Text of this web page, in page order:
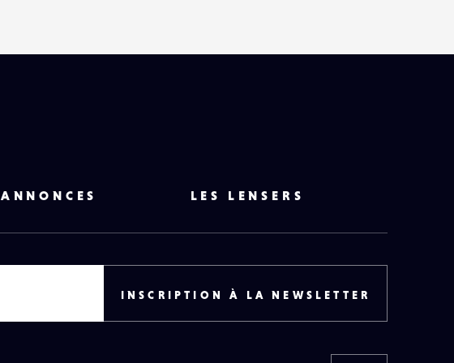
ANNONCES LES LENSERS
INSCRIPTION À LA NEWSLETTER